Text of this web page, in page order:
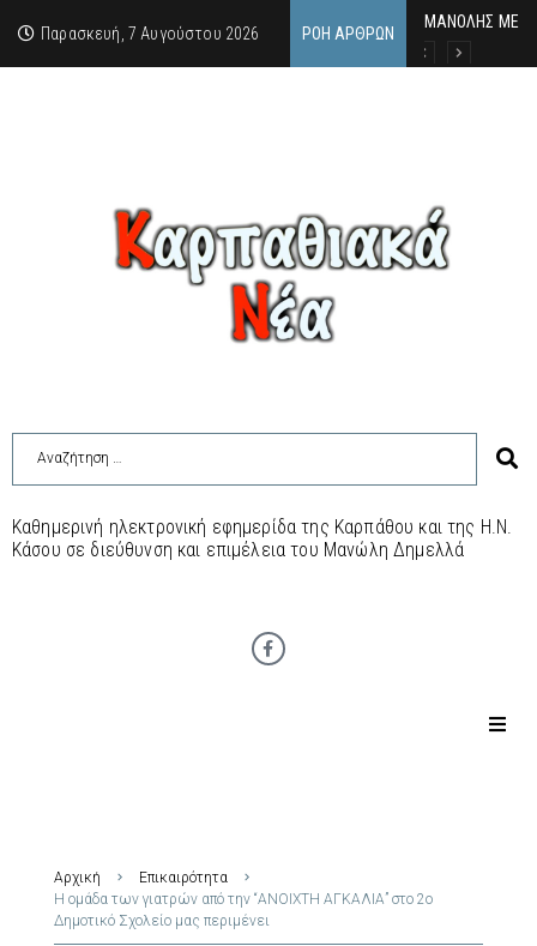
Παρασκευή, 7 Αυγούστου 2026 ΡΟΉ ΆΡΘΡΩΝ
MΑΝΟΛΗΣ
ΕΚΔΗΛΩΣΗ
Κάθε
Καθημερινή ηλεκτρονική εφημερίδα της Καρπάθου και της Η.Ν.
Κάσου σε διεύθυνση και επιμέλεια του Μανώλη Δημελλά
Αρχική
Επικαιρότητα
Η ομάδα των γιατρών από την “ΑΝΟΙΧΤΗ ΑΓΚΑΛΙΑ” στο 2ο
Δημοτικό Σχολείο μας περιμένει